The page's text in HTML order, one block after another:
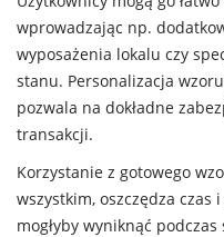
wprowadzając np.
wyposażenia lokalu czy
stanu. Personalizacja
pozwala na dokładne
transakcji.
Korzystanie z gotowego
wszystkim, oszczędza czas
mogłyby wyniknąć